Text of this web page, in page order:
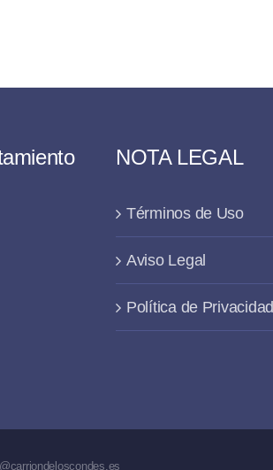
NOTA LEGAL
Términos de Uso
Aviso Legal
Política de Privacidad